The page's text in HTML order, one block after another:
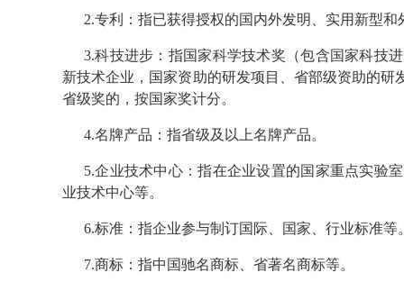
2.专利：指已获得授权的国内外发明、实用新型和
3.科技进步：指国家科学技术奖（包含国家科技
新技术企业，国家资助的研发项目、省部级资助的
省级奖的，按国家奖计分。
4.名牌产品：指省级及以上名牌产品。
5.企业技术中心：指在企业设置的国家重点实验
业技术中心等。
6.标准：指企业参与制订国际、国家、行业标准等
7.商标：指中国驰名商标、省著名商标等。